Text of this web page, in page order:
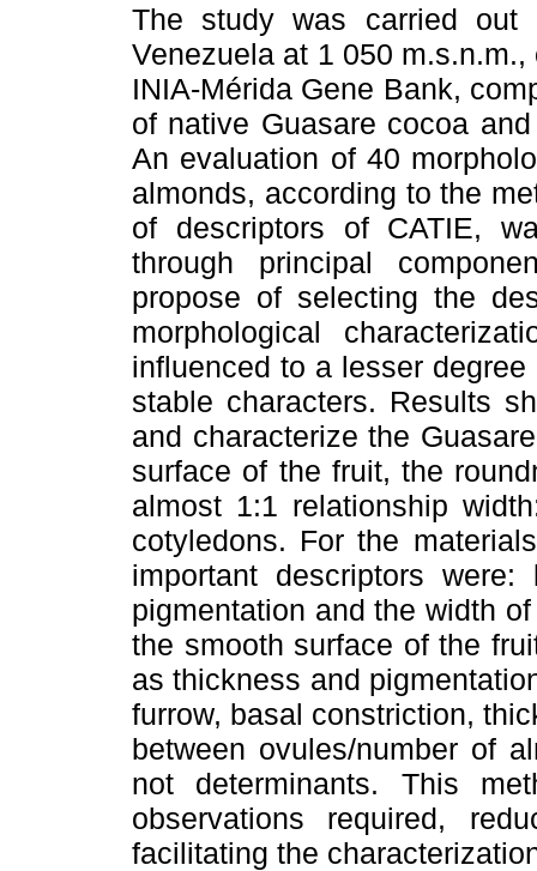
The study was carried out
Venezuela at 1 050
INIA-Mérida Gene Bank,
of native Guasare cocoa
An evaluation of 40
almonds, according to the
of descriptors of CATIE,
through principal
propose of selecting the
morphological
influenced to a lesser
stable characters. Results
and characterize the
surface of the fruit, the
almost 1:1 relationship
cotyledons. For the
important descriptors
pigmentation and the width
the smooth surface of the
as thickness and
furrow, basal constriction,
between ovules/number of
not determinants. This
observations required,
facilitating the